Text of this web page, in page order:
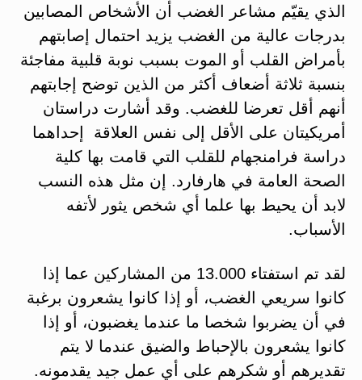
الذي يقيّم مشاعر الغضب أن الأشخاص المصابين
بدرجات عالية من الغضب يزيد احتمال إصابتهم
بأمراض القلب أو الموت بسبب نوبة قلبية مفاجئة
بنسبة ثلاثة أضعاف أكثر من الذين توضح إجابتهم
أنهم أقل تعرضا للغضب. وقد أشارت دراستان
أمريكيتان على الأقل إلى نفس العلاقة إحداهما
دراسة فرامنجهام للقلب التي قامت بها كلية
الصحة العامة في هارفارد. إن مثل هذه النسب
لابد أن يحيط بها علما أي شخص يثور لأتفه
الأسباب.
لقد تم استفتاء 13.000 من المشاركين عما إذا
كانوا سريعي الغضب، أو إذا كانوا يشعرون برغبة
في أن يضربوا شخصا ما عندما يغضبون، أو إذا
كانوا يشعرون بالإحباط والضيق عندما لا يتم
تقديرهم أو شكرهم على أي عمل جيد يقدمونه.